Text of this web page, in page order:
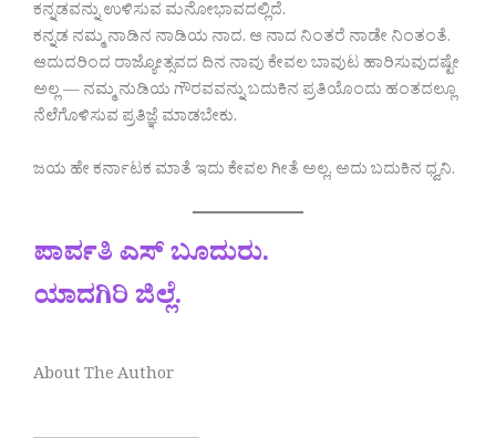
ಕನ್ನಡವನ್ನು ಉಳಿಸುವ ಮನೋಭಾವದಲ್ಲಿದೆ.
ಕನ್ನಡ ನಮ್ಮ ನಾಡಿನ ನಾಡಿಯ ನಾದ. ಆ ನಾದ ನಿಂತರೆ ನಾಡೇ ನಿಂತಂತೆ.
ಆದುದರಿಂದ ರಾಜ್ಯೋತ್ಸವದ ದಿನ ನಾವು ಕೇವಲ ಬಾವುಟ ಹಾರಿಸುವುದಷ್ಟೇ
ಅಲ್ಲ — ನಮ್ಮ ನುಡಿಯ ಗೌರವವನ್ನು ಬದುಕಿನ ಪ್ರತಿಯೊಂದು ಹಂತದಲ್ಲೂ
ನೆಲೆಗೊಳಿಸುವ ಪ್ರತಿಜ್ಞೆ ಮಾಡಬೇಕು.
ಜಯ ಹೇ ಕರ್ನಾಟಕ ಮಾತೆ ಇದು ಕೇವಲ ಗೀತೆ ಅಲ್ಲ, ಅದು ಬದುಕಿನ ಧ್ವನಿ.
ಪಾರ್ವತಿ ಎಸ್ ಬೂದುರು.
ಯಾದಗಿರಿ ಜಿಲ್ಲೆ.
About The Author